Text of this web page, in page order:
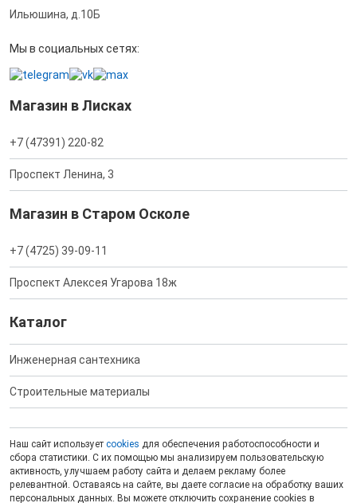
Ильюшина, д.10Б
Мы в социальных сетях:
Магазин в Лисках
+7 (47391) 220-82
Проспект Ленина, 3
Магазин в Старом Осколе
+7 (4725) 39-09-11
Проспект Алексея Угарова 18ж
Каталог
Инженерная сантехника
Строительные материалы
Наш сайт использует cookies для обеспечения работоспособности и
сбора статистики. С их помощью мы анализируем пользовательскую
активность, улучшаем работу сайта и делаем рекламу более
релевантной. Оставаясь на сайте, вы даете согласие на обработку ваших
персональных данных. Вы можете отключить сохранение cookies в